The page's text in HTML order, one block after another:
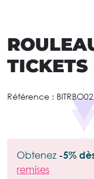
Référence : BITRBO02
Obtenez -5%
remises